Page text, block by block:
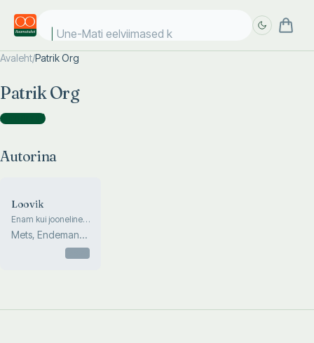
Une-Mati eelviimased ki
Avaleht/Patrik Org
Patrik Org
Autorina )
Autorina
Loovik
Enam kui jooneline
märkmik
Mets, Endemann,